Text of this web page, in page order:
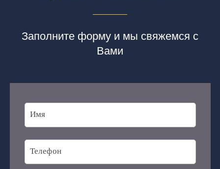
Заполните форму и мы свяжемся с
Вами